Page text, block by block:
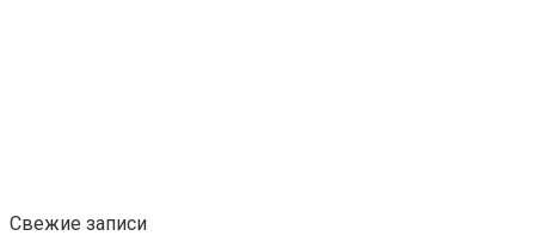
Свежие записи